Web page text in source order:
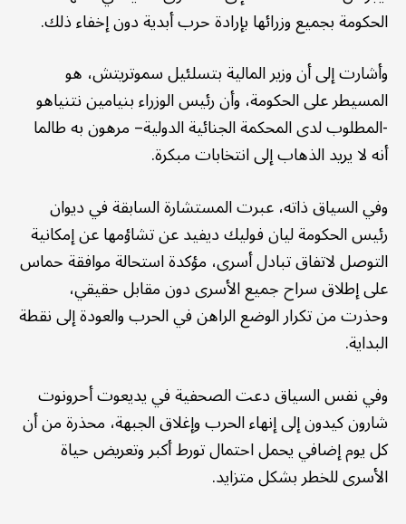
الحكومة بجميع وزرائها بإرادة حرب أبدية دون إخفاء ذلك.
وأشارت إلى أن وزير المالية بتسلئيل سموتريتش، هو
المسيطر على الحكومة، وأن رئيس الوزراء بنيامين نتنياهو
-المطلوب لدى المحكمة الجنائية الدولية– مرهون به طالما
أنه لا يريد الذهاب إلى انتخابات مبكرة.
وفي السياق ذاته، عبرت المستشارة السابقة في ديوان
رئيس الحكومة ليان فوليك ديفيد عن تشاؤمها عن إمكانية
التوصل لاتفاق تبادل أسرى، مؤكدة استحالة موافقة حماس
على إطلاق سراح جميع الأسرى دون مقابل حقيقي،
وحذرت من تكرار الوضع الراهن في الحرب والعودة إلى نقطة
البداية.
وفي نفس السياق دعت الصحفية في يديعوت أحرونوت
شارون كيدون إلى إنهاء الحرب وإغلاق الجبهة، محذرة من أن
كل يوم إضافي يحمل احتمال تورط أكبر وتعريض حياة
الأسرى للخطر بشكل متزايد.